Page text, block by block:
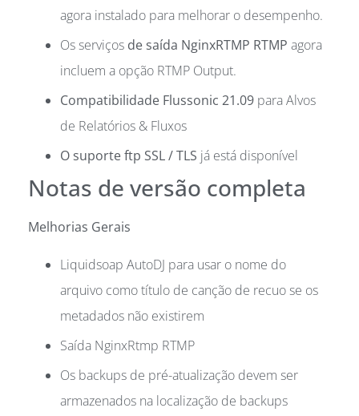
agora instalado para melhorar o desempenho.
Os serviços de saída NginxRTMP RTMP agora
incluem a opção RTMP Output.
Compatibilidade Flussonic 21.09 para Alvos
de Relatórios & Fluxos
O suporte ftp SSL / TLS já está disponível
Notas de versão completa
Melhorias Gerais
Liquidsoap AutoDJ para usar o nome do
arquivo como título de canção de recuo se os
metadados não existirem
Saída NginxRtmp RTMP
Os backups de pré-atualização devem ser
armazenados na localização de backups